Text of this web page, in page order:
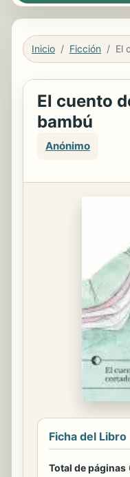
Inicio Ficción El
El cuento
bambú
Anónimo
Ficha del Libro
Total de páginas